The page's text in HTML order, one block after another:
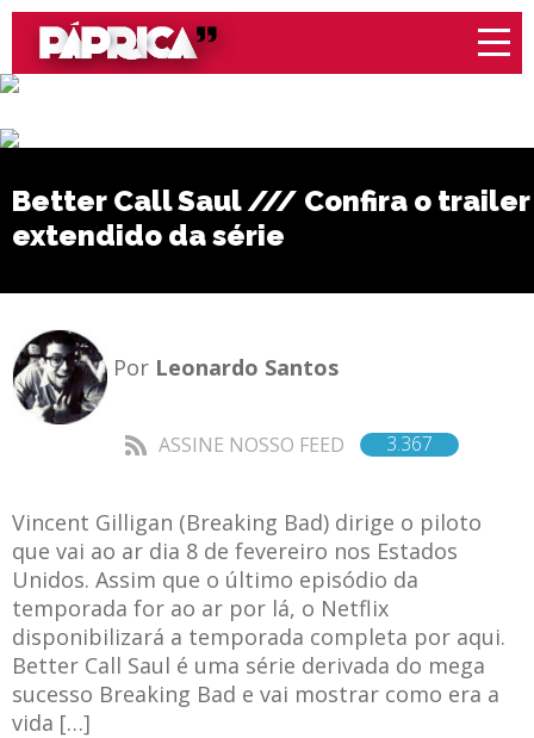
Better Call Saul /// Confira o trailer
extendido da série
Por Leonardo Santos
ASSINE NOSSO FEED 3.367
Vincent Gilligan (Breaking Bad) dirige o piloto
que vai ao ar dia 8 de fevereiro nos Estados
Unidos. Assim que o último episódio da
temporada for ao ar por lá, o Netflix
disponibilizará a temporada completa por aqui.
Better Call Saul é uma série derivada do mega
sucesso Breaking Bad e vai mostrar como era a
vida […]